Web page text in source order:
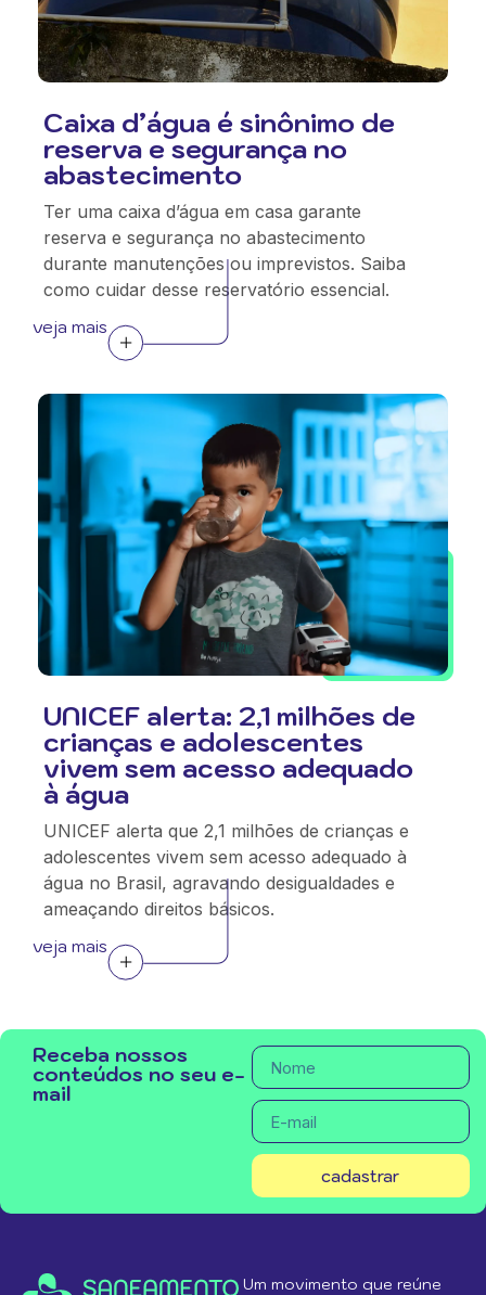
Caixa d’água é sinônimo de
reserva e segurança no
abastecimento
Ter uma caixa d’água em casa garante
reserva e segurança no abastecimento
durante manutenções ou imprevistos. Saiba
como cuidar desse reservatório essencial.
veja mais
UNICEF alerta: 2,1 milhões de
crianças e adolescentes
vivem sem acesso adequado
à água
UNICEF alerta que 2,1 milhões de crianças e
adolescentes vivem sem acesso adequado à
água no Brasil, agravando desigualdades e
ameaçando direitos básicos.
veja mais
Receba nossos
conteúdos no seu e-
mail
cadastrar
Um movimento que reúne